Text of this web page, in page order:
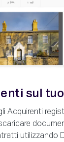
sul
Acquirenti
utilizzando